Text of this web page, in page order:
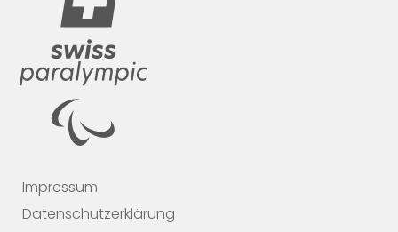
Impressum
Datenschutzerklärung